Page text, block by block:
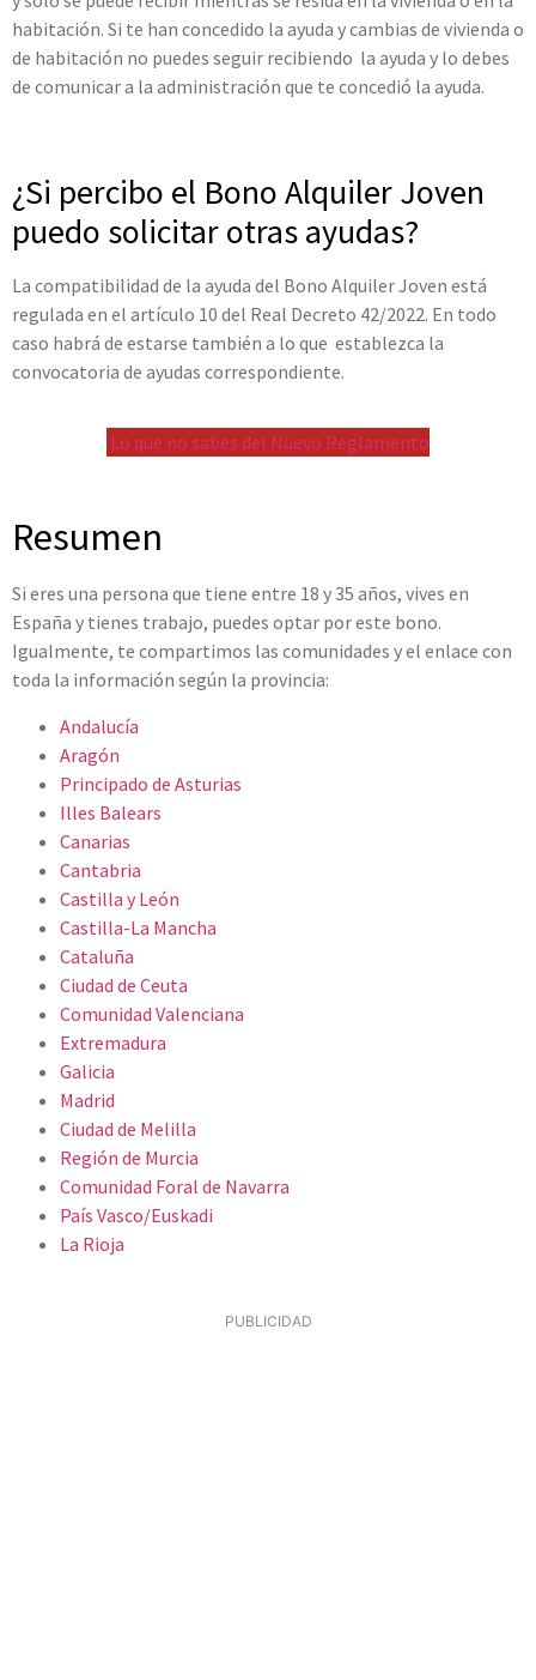
habitación. Si te han concedido la ayuda y cambias de vivienda o
de habitación no puedes seguir recibiendo la ayuda y lo debes
de comunicar a la administración que te concedió la ayuda.
¿Si percibo el Bono Alquiler Joven
puedo solicitar otras ayudas?
La compatibilidad de la ayuda del Bono Alquiler Joven está
regulada en el artículo 10 del Real Decreto 42/2022. En todo
caso habrá de estarse también a lo que establezca la
convocatoria de ayudas correspondiente.
Lo que no sabes del Nuevo Reglamento
Resumen
Si eres una persona que tiene entre 18 y 35 años, vives en
España y tienes trabajo, puedes optar por este bono.
Igualmente, te compartimos las comunidades y el enlace con
toda la información según la provincia:
Andalucía
Aragón
Principado de Asturias
Illes Balears
Canarias
Cantabria
Castilla y León
Castilla-La Mancha
Cataluña
Ciudad de Ceuta
Comunidad Valenciana
Extremadura
Galicia
Madrid
Ciudad de Melilla
Región de Murcia
Comunidad Foral de Navarra
País Vasco/Euskadi
La Rioja
PUBLICIDAD